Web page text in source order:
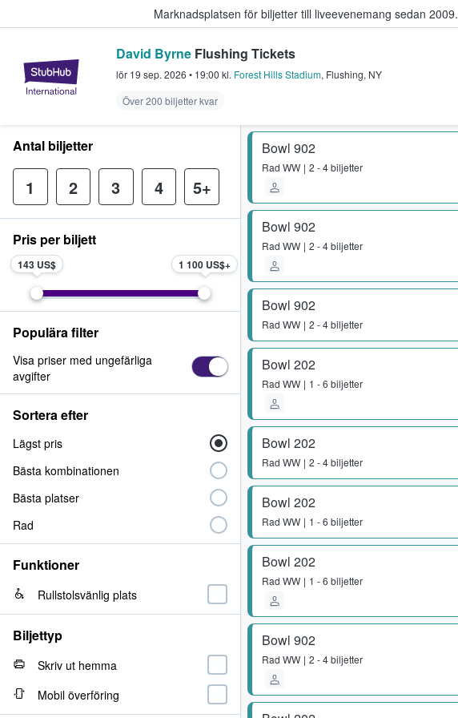
Marknadsplatsen för biljetter till liveevenemang sedan 2009.
StubHub – där fans köper och säljer biljetter.
David Byrne Flushing Tickets
lör 19 sep. 2026 • 19:00 kl. Forest Hills Stadium, Flushing, NY
Över 200 biljetter kvar
Bowl 902
Rad WW 2 - 4 biljetter
Bowl 902
Rad WW 2 - 4 biljetter
Bowl 902
Rad WW 2 - 4 biljetter
Bowl 202
Rad WW 1 - 6 biljetter
Bowl 202
Rad WW 2 - 4 biljetter
Bowl 202
Rad WW 1 - 6 biljetter
Bowl 202
Rad WW 1 - 6 biljetter
Bowl 902
Rad WW 2 - 4 biljetter
Antal biljetter
1 2 3 4 5+
Pris per biljett
143 US$ 1 100 US$
Populära filter
Visa priser med ungefärliga
avgifter
Sortera efter
Lägst pris
Bästa kombinationen
Bästa platser
Rad
Funktioner
Rullstolsvänlig plats
Biljettyp
Skriv ut hemma
Mobil överföring